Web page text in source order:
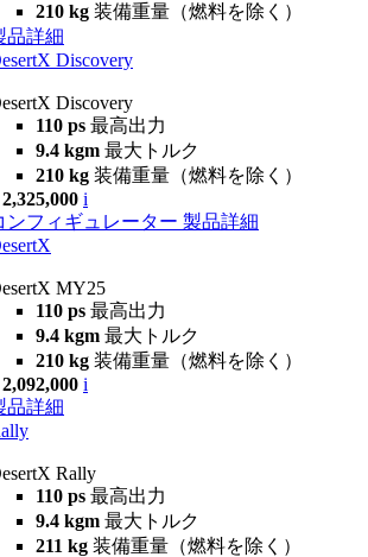
210 kg 装備重量（燃料を除く）
品詳細
Discovery
Discovery
110 ps 最高出力
9.4 kgm 最大トルク
210 kg 装備重量（燃料を除く）
i
ンフィギュレーター 製品詳細
MY25
110 ps 最高出力
9.4 kgm 最大トルク
210 kg 装備重量（燃料を除く）
i
品詳細
Rally
110 ps 最高出力
9.4 kgm 最大トルク
211 kg 装備重量（燃料を除く）